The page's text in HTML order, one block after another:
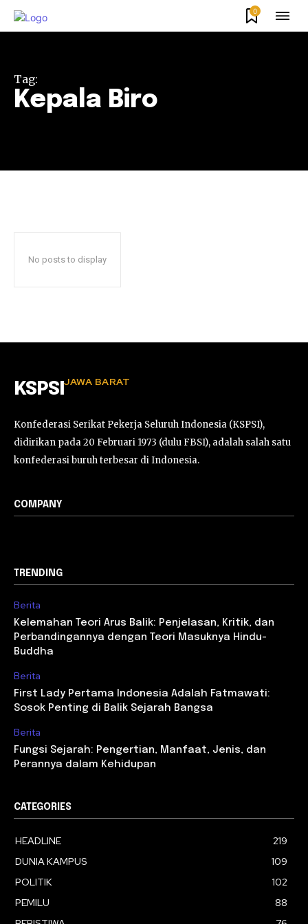
0
Tag:
Kepala Biro
No posts to display
KSPSI JAWA BARAT
Konfederasi Serikat Pekerja Seluruh Indonesia (KSPSI),
didirikan pada 20 Februari 1973 (dulu FBSI), adalah salah satu
konfederasi buruh terbesar di Indonesia.
COMPANY
TRENDING
Berita
Kelemahan Teori Arus Balik: Penjelasan, Kritik, dan
Perbandingannya dengan Teori Masuknya Hindu-
Buddha
Berita
First Lady Pertama Indonesia Adalah Fatmawati:
Sosok Penting di Balik Sejarah Bangsa
Berita
Fungsi Sejarah: Pengertian, Manfaat, Jenis, dan
Perannya dalam Kehidupan
CATEGORIES
HEADLINE
219
DUNIA KAMPUS
109
POLITIK
102
PEMILU
88